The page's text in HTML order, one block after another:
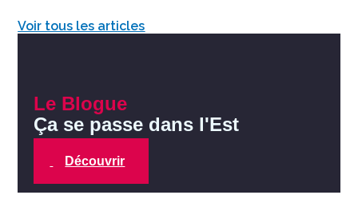
Voir tous les articles
Le Blogue
Ça se passe dans l'Est
Découvrir